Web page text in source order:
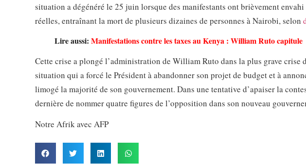
situation a dégénéré le 25 juin lorsque des manifestants ont brièvement
réelles, entraînant la mort de plusieurs dizaines de personnes à Nairobi, selon
Lire aussi: Manifestations contre les taxes au Kenya : William Ruto capitule
Cette crise a plongé l’administration de William Ruto dans la plus grave crise
situation qui a forcé le Président à abandonner son projet de budget et à
limogé la majorité de son gouvernement. Dans une tentative d’apaiser la
dernière de nommer quatre figures de l’opposition dans son nouveau
Notre Afrik avec AFP